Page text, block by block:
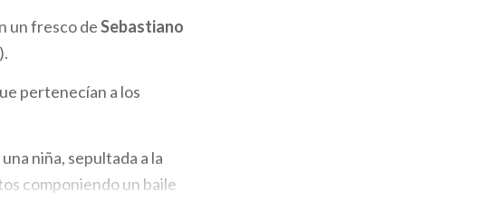
un fresco deSebastiano
pertenecían a los
niña, sepultada a la
componiendo un baile